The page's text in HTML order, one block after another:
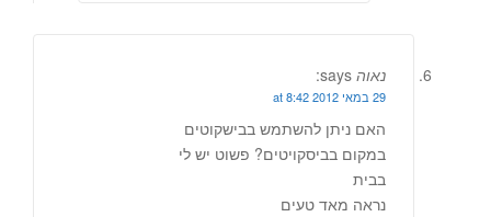
נאוה says:
29 במאי 2012 at 8:42
האם ניתן להשתמש בבישקוטים
במקום בביסקויטים? פשוט יש לי
בבית
נראה מאד טעים